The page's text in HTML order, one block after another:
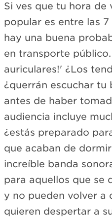
Si ves que tu hora de
popular es entre las
hay una buena
en transporte público.
auriculares!' ¿Los
¿querrán escuchar tu
antes de haber
audiencia incluye
¿estás preparado
que acaban de
increíble banda
para aquellos que se
y no pueden volver a
quieren despertar a